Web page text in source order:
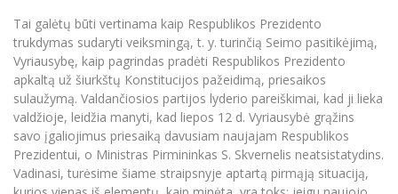
Tai galėtų būti vertinama kaip Respublikos Prezidento
trukdymas sudaryti veiksmingą, t. y. turinčią Seimo pasitikėjimą,
Vyriausybę, kaip pagrindas pradėti Respublikos Prezidento
apkaltą už šiurkštų Konstitucijos pažeidimą, priesaikos
sulaužymą. Valdančiosios partijos lyderio pareiškimai, kad ji lieka
valdžioje, leidžia manyti, kad liepos 12 d. Vyriausybė grąžins
savo įgaliojimus priesaiką davusiam naujajam Respublikos
Prezidentui, o Ministras Pirmininkas S. Skvernelis neatsistatydins.
Vadinasi, turėsime šiame straipsnyje aptartą pirmąją situaciją,